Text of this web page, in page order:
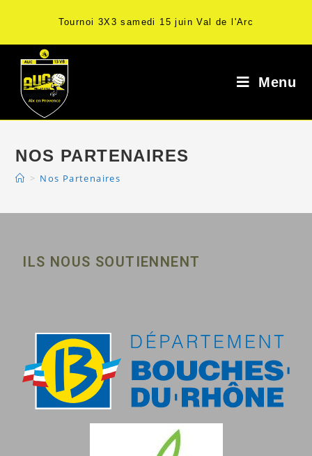
Tournoi 3X3 samedi 15 juin Val de l'Arc
Menu
NOS PARTENAIRES
> Nos Partenaires
ILS NOUS SOUTIENNENT